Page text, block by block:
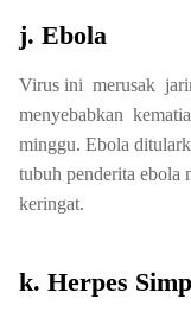
j. Ebola
Virus ini merusak
menyebabkan
minggu. Ebola
tubuh penderita ebola
keringat.
k. Herpes